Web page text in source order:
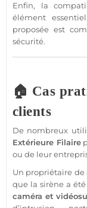
Enfin, la
élément
proposée est
sécurité.
🏠 Cas
clients
De nombreux
Extérieure Filaire
ou de leur
Un propriétaire de
que la sirènea été
caméra et